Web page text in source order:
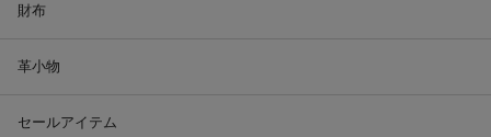
財布
革小物
セールアイテム